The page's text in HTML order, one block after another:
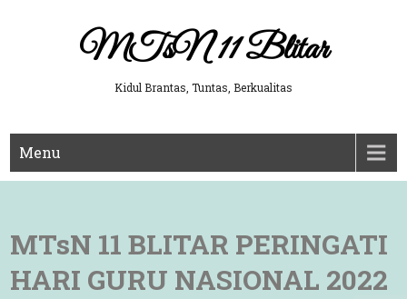
MTsN 11 Blitar
Kidul Brantas, Tuntas, Berkualitas
Menu
MTsN 11 BLITAR PERINGATI
HARI GURU NASIONAL 2022